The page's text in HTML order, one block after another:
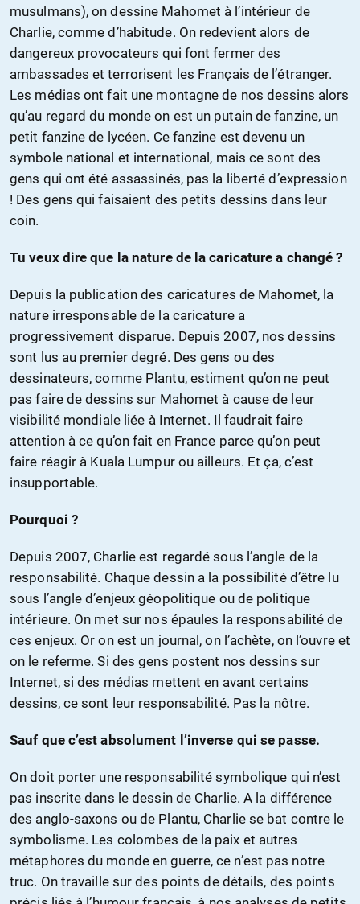
musulmans), on dessine Mahomet à l’intérieur de
Charlie, comme d’habitude. On redevient alors de
dangereux provocateurs qui font fermer des
ambassades et terrorisent les Français de l’étranger.
Les médias ont fait une montagne de nos dessins alors
qu’au regard du monde on est un putain de fanzine, un
petit fanzine de lycéen. Ce fanzine est devenu un
symbole national et international, mais ce sont des
gens qui ont été assassinés, pas la liberté d’expression
! Des gens qui faisaient des petits dessins dans leur
coin.
Tu veux dire que la nature de la caricature a changé ?
Depuis la publication des caricatures de Mahomet, la
nature irresponsable de la caricature a
progressivement disparue. Depuis 2007, nos dessins
sont lus au premier degré. Des gens ou des
dessinateurs, comme Plantu, estiment qu’on ne peut
pas faire de dessins sur Mahomet à cause de leur
visibilité mondiale liée à Internet. Il faudrait faire
attention à ce qu’on fait en France parce qu’on peut
faire réagir à Kuala Lumpur ou ailleurs. Et ça, c’est
insupportable.
Pourquoi ?
Depuis 2007, Charlie est regardé sous l’angle de la
responsabilité. Chaque dessin a la possibilité d’être lu
sous l’angle d’enjeux géopolitique ou de politique
intérieure. On met sur nos épaules la responsabilité de
ces enjeux. Or on est un journal, on l’achète, on l’ouvre et
on le referme. Si des gens postent nos dessins sur
Internet, si des médias mettent en avant certains
dessins, ce sont leur responsabilité. Pas la nôtre.
Sauf que c’est absolument l’inverse qui se passe.
On doit porter une responsabilité symbolique qui n’est
pas inscrite dans le dessin de Charlie. A la différence
des anglo-saxons ou de Plantu, Charlie se bat contre le
symbolisme. Les colombes de la paix et autres
métaphores du monde en guerre, ce n’est pas notre
truc. On travaille sur des points de détails, des points